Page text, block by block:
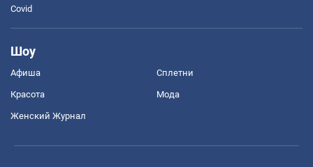
Covid
Шоу
Афиша Сплетни
Красота Мода
Женский Журнал